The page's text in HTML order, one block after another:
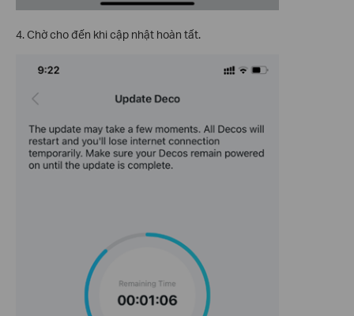
4. Chờ cho đến khi cập nhật hoàn tất.